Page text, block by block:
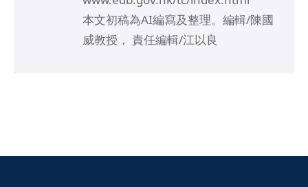
本文初稿為AI編寫及整理。編輯/陳國
威教授， 責任編輯/江以良